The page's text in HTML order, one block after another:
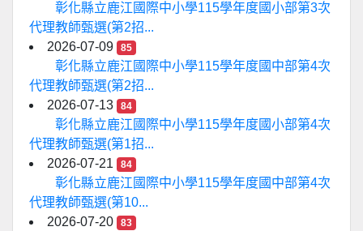
彰化縣立鹿江國際中小學115學年度國小部第3次
代理教師甄選(第2招...
2026-07-09
85
彰化縣立鹿江國際中小學115學年度國中部第4次
代理教師甄選(第2招...
2026-07-13
84
彰化縣立鹿江國際中小學115學年度國小部第4次
代理教師甄選(第1招...
2026-07-21
84
彰化縣立鹿江國際中小學115學年度國中部第4次
代理教師甄選(第10...
2026-07-20
83